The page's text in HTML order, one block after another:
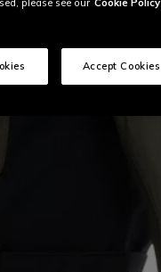
please see our Cookie Policy
Accept Cookies